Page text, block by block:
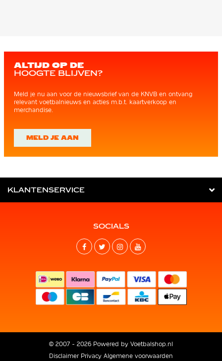
ALTIJD OP DE
HOOGTE BLIJVEN?
Meld je nu aan voor de nieuwsbrief van de KNVB en ontvang
relevant voetbalnieuws en acties m.b.t. kaartverkoop en
merchandise.
MELD JE AAN
KLANTENSERVICE
SOCIALS
© 2007 - 2026 Powered by Voetbalshop.nl
Disclaimer Privacy Algemene voorwaarden